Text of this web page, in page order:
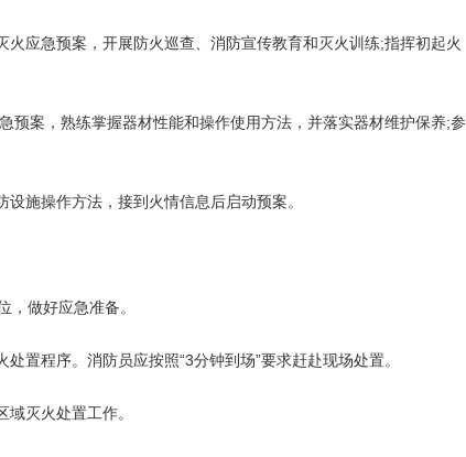
急预案，开展防火巡查、消防宣传教育和灭火训练;指挥初起火
案，熟练掌握器材性能和操作使用方法，并落实器材维护保养;参
操作方法，接到火情信息后启动预案。
做好应急准备。
程序。消防员应按照“3分钟到场”要求赶赴现场处置。
灭火处置工作。